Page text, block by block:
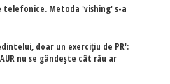
telefonice. Metoda 'vishing' s-a
doar un exercițiu de PR':
nu se gândește cât rău ar